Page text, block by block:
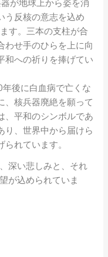
器が地球上から姿を消
う反核の意志を込め
す。三本の支柱が合
わせ手のひらを上に向
和への祈りを捧げてい
後に白血病で亡くな
、核兵器廃絶を願って
、平和のシンボルであ
り、世界中から届けら
れています。
深い悲しみと、それ
が込められていま